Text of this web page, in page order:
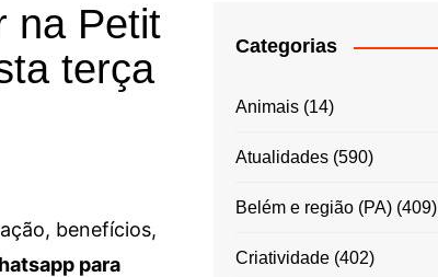
na Petit
terça
benefícios,
para
Categorias
Animais(14)
Atualidades(590)
Belém e região (PA)(409)
Criatividade(402)